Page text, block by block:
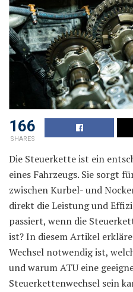
166
SHARES
Die Steuerkette ist ein
eines Fahrzeugs. Sie sorgt
zwischen Kurbel- und
direkt die Leistung und
passiert, wenn die
ist? In diesem Artikel
Wechsel notwendig ist,
und warum ATU eine
Steuerkettenwechsel sein